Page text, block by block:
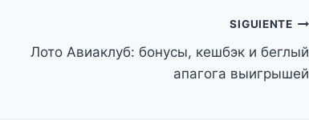
SIGUIENTE
Лото Авиаклуб: бонусы, кешбэк и беглый
апагога выигрышей